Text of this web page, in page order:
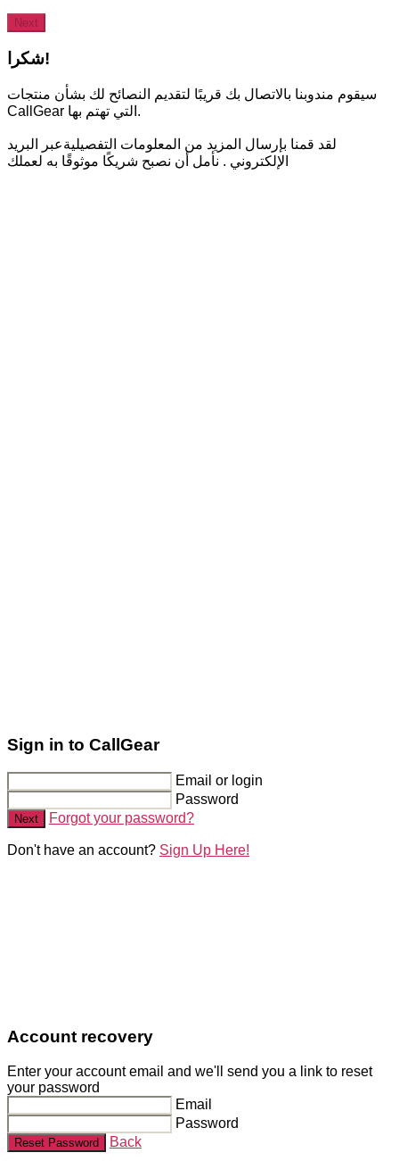
Next
شكرا!
سيقوم مندوبنا بالاتصال بك قريبًا لتقديم النصائح لك بشأن منتجات
CallGear التي تهتم بها.
لقد قمنا بإرسال المزيد من المعلومات التفصيليةعبر البريد
الإلكتروني . نأمل أن نصبح شريكًا موثوقًا به لعملك
Sign in to CallGear
Email or login
Password
Next Forgot your password?
Don't have an account? Sign Up Here!
Account recovery
Enter your account email and we'll send you a link to reset
your password
Email
Password
Reset Password Back